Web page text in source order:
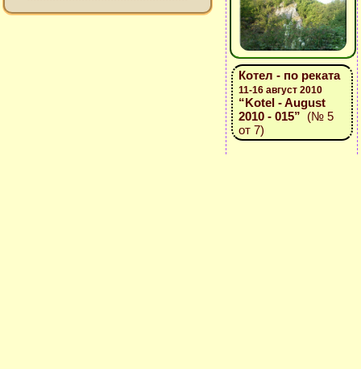
Котел - по реката
11-16 август 2010
“Kotel - August
2010 - 015” (№ 5
от 7)